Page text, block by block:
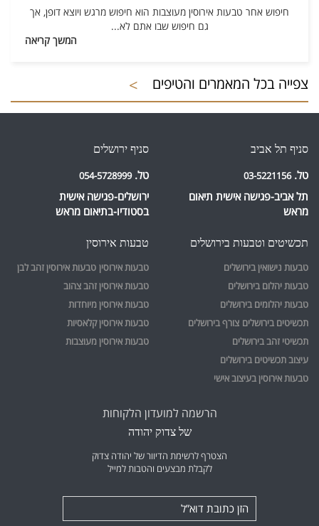
חיפוש אחר טבעות אירוסין מעוצבות הוא חיפוש מרגש ויוצא דופן, אך
גם חיפוש שבו אתם לא...
המשך קריאה
צפייה בכל המאמרים והטיפים >
סניף תל אביב
טל. 03-5221156
תל אביב-פגישה אישית תיאום
מראש
סניף ירושלים‎
טל.054-5728999
ירושלים-פגישה אישית
בסטודיו-בתיאום מראש
תכשיטים וטבעות בירושלים
טבעות נישואין בירושלים
טבעות יהלום בירושלים
טבעות יהלומים בירושלים
תכשיטים בירושלים צורף בירושלים
תכשיטי זהב בירושלים
עיצוב תכשיטים בירושלים
טבעות אירוסין בעיצוב אישי
טבעות אירוסין
טבעות אירוסין טבעות אירוסין זהב לבן
טבעות אירוסין זהב צהוב
טבעות אירוסין מיוחדות
טבעות אירוסין קלאסיות
טבעות אירוסין מעוצבות
הרשמה למועדון הלקוחות
של צדוק יהודה
הצטרף לרשימת הדיוור של יהודה צדוק
לקבלת מבצעים והטבות למייל